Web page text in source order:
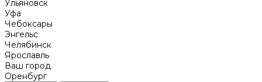
Ульяновск
Уфа
Чебоксары
Энгельс
Челябинск
Ярославль
Ваш город
Оренбург